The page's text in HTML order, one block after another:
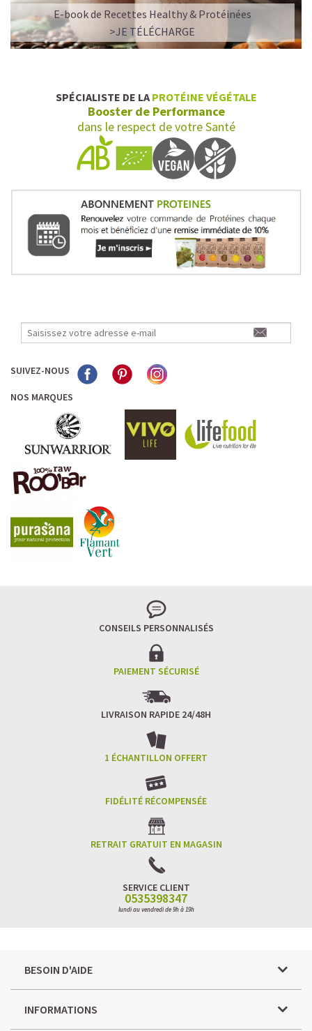
E-book de Recettes Healthy & Protéinées
>JE TÉLÉCHARGE
SPÉCIALISTE DE LA PROTÉINE VÉGÉTALE
Booster de Performance
dans le respect de votre Santé
SUIVEZ-NOUS
NOS MARQUES
CONSEILS PERSONNALISÉS
PAIEMENT SÉCURISÉ
LIVRAISON RAPIDE 24/48H
1 ÉCHANTILLON OFFERT
FIDÉLITÉ RÉCOMPENSÉE
RETRAIT GRATUIT EN MAGASIN
SERVICE CLIENT
0535398347
lundi au vendredi de 9h à 19h
BESOIN D'AIDE
INFORMATIONS